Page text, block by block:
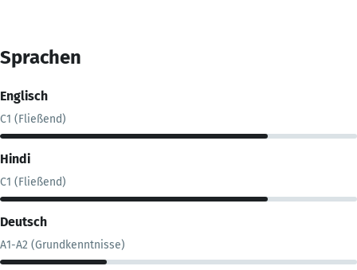
Sprachen
Englisch
C1 (Fließend)
Hindi
C1 (Fließend)
Deutsch
A1-A2 (Grundkenntnisse)